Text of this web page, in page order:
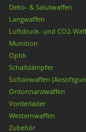
Deko- & Salutwaffen
Langwaffen
Luftdruck- und CO2-
Munition
Optik
Schalldämpfer
Softairwaffen
Ordonnanzwaffen
Vorderlader
Westernwaffen
Zubehör